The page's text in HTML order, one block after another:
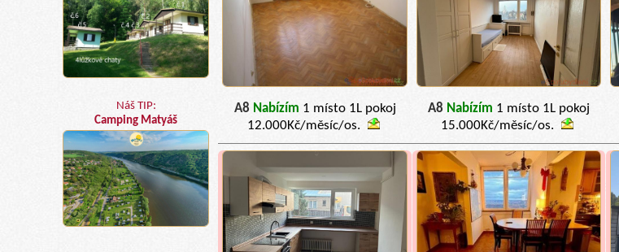
Náš TIP:
Camping Matyáš
A8 Nabízím 1 místo 1L pokoj
12.000Kč/měsíc/os.
A8 Nabízím 1 místo 1L pokoj
15.000Kč/měsíc/os.